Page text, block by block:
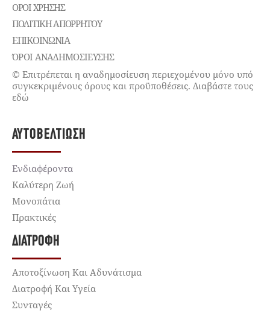
ΌΡΟΙ ΧΡΉΣΗΣ
ΠΟΛΙΤΙΚΉ ΑΠΟΡΡΉΤΟΥ
ΕΠΙΚΟΙΝΩΝΊΑ
ΌΡΟΙ ΑΝΑΔΗΜΟΣΙΕΥΣΗΣ
© Επιτρέπεται η αναδημοσίευση περιεχομένου μόνο υπό
συγκεκριμένους όρους και προϋποθέσεις. Διαβάστε τους
εδώ
ΑΥΤΟΒΕΛΤΊΩΣΗ
Ενδιαφέροντα
Καλύτερη Ζωή
Μονοπάτια
Πρακτικές
ΔΙΑΤΡΟΦΉ
Αποτοξίνωση Και Αδυνάτισμα
Διατροφή Και Υγεία
Συνταγές